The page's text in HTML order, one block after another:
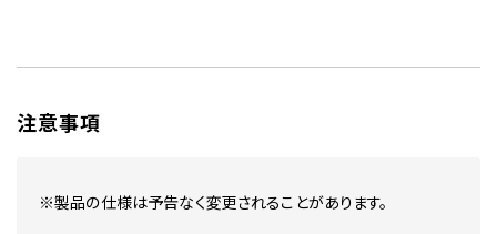
注意事項
※製品の仕様は予告なく変更されることがあります。